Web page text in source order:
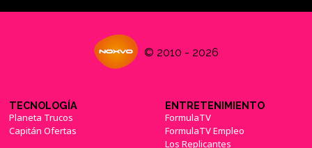
Misterio resuelto: Los juegos de Yoshi
suceden en un mundo distinto al de Mario
© 2010 - 2026
TECNOLOGÍA
Planeta Trucos
Capitán Ofertas
ENTRETENIMIENTO
FormulaTV
FormulaTV Empleo
Los Replicantes